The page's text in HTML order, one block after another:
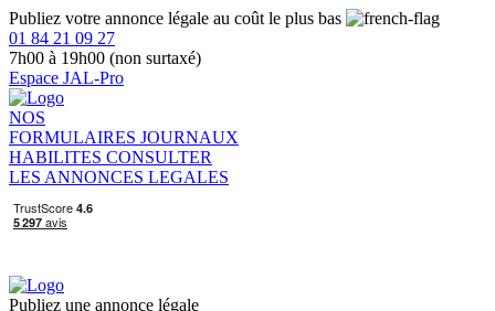
Publiez votre annonce légale au coût le plus bas
01 84 21 09 27
7h00 à 19h00 (non surtaxé)
Espace JAL-Pro
NOS
FORMULAIRES JOURNAUX
HABILITES CONSULTER
LES ANNONCES LEGALES
Publiez une annonce légale